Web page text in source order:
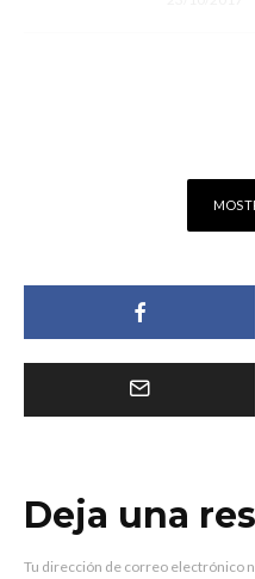
Deja una
Tu dirección de correo electrónico